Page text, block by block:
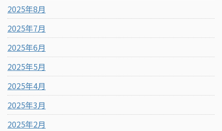
2025年8月
2025年7月
2025年6月
2025年5月
2025年4月
2025年3月
2025年2月